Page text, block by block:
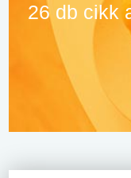
26 db cikk